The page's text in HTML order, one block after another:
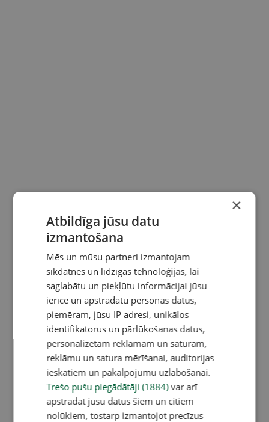
×
Atbildīga jūsu datu
izmantošana
Mēs un mūsu partneri izmantojam
sīkdatnes un līdzīgas tehnoloģijas, lai
saglabātu un piekļūtu informācijai jūsu
ierīcē un apstrādātu personas datus,
piemēram, jūsu IP adresi, unikālos
identifikatorus un pārlūkošanas datus,
personalizētām reklāmām un saturam,
reklāmu un satura mērīšanai, auditorijas
ieskatiem un pakalpojumu uzlabošanai.
Trešo pušu piegādātāji (1884)var arī
apstrādāt jūsu datus šiem un citiem
nolūkiem, tostarp izmantojot precīzus